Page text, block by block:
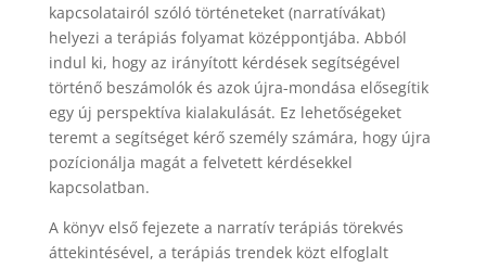
kapcsolatairól szóló történeteket (narratívákat)
helyezi a terápiás folyamat középpontjába. Abból
indul ki, hogy az irányított kérdések segítségével
történő beszámolók és azok újra-mondása elősegítik
egy új perspektíva kialakulását. Ez lehetőségeket
teremt a segítséget kérő személy számára, hogy újra
pozícionálja magát a felvetett kérdésekkel
kapcsolatban.
A könyv első fejezete a narratív terápiás törekvés
áttekintésével, a terápiás trendek közt elfoglalt